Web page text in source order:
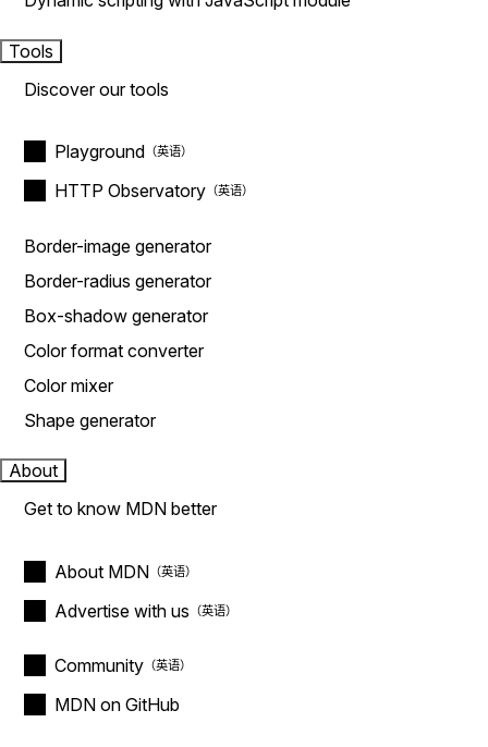
Tools
Discover our tools
Playground
HTTP Observatory
Border-image generator
Border-radius generator
Box-shadow generator
Color format converter
Color mixer
Shape generator
About
Get to know MDN better
About MDN
Advertise with us
Community
MDN on GitHub